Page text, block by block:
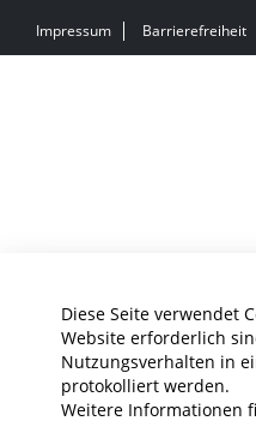
Diese Seite verwendet
Website erforderlich
Nutzungsverhalten in
protokolliert werden.
Weitere Informationen
Impressum Barrierefreiheit